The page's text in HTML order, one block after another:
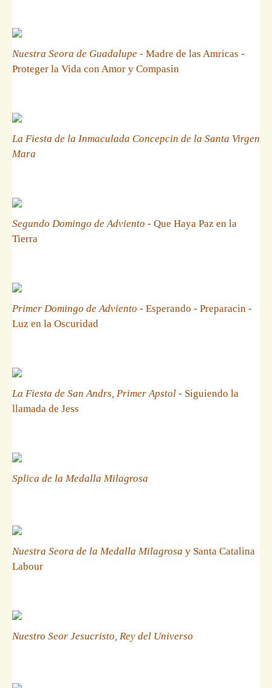
Nuestra Seora de Guadalupe - Madre de las Amricas -
Proteger la Vida con Amor y Compasin
La Fiesta de la Inmaculada Concepcin de la Santa Virgen
Mara
Segundo Domingo de Adviento - Que Haya Paz en la
Tierra
Primer Domingo de Adviento - Esperando - Preparacin -
Luz en la Oscuridad
La Fiesta de San Andrs, Primer Apstol - Siguiendo la
llamada de Jess
Splica de la Medalla Milagrosa
Nuestra Seora de la Medalla Milagrosa y Santa Catalina
Labour
Nuestro Seor Jesucristo, Rey del Universo